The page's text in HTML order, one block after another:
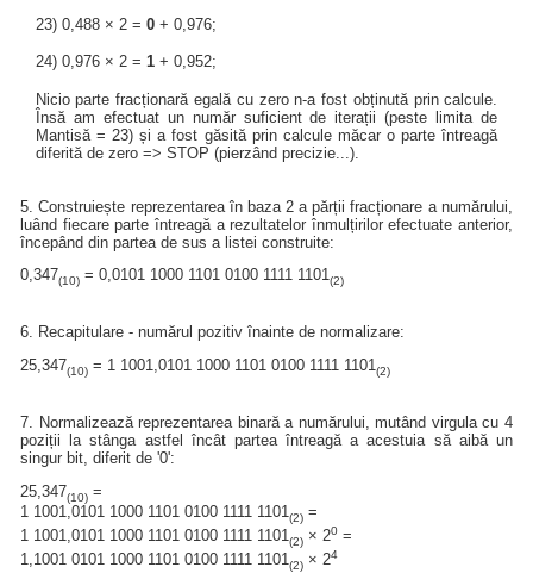
23) 0,488 × 2 = 0 + 0,976;
24) 0,976 × 2 = 1 + 0,952;
Nicio parte fracționară egală cu zero n-a fost obținută prin calcule.
Însă am efectuat un număr suficient de iterații (peste limita de
Mantisă = 23) și a fost găsită prin calcule măcar o parte întreagă
diferită de zero => STOP (pierzând precizie...).
5. Construiește reprezentarea în baza 2 a părții fracționare a numărului,
luând fiecare parte întreagă a rezultatelor înmulțirilor efectuate anterior,
începând din partea de sus a listei construite:
0,347(10) = 0,0101 1000 1101 0100 1111 1101(2)
6. Recapitulare - numărul pozitiv înainte de normalizare:
25,347(10) = 1 1001,0101 1000 1101 0100 1111 1101(2)
7. Normalizează reprezentarea binară a numărului, mutând virgula cu 4
poziții la stânga astfel încât partea întreagă a acestuia să aibă un
singur bit, diferit de '0':
25,347(10) =
1 1001,0101 1000 1101 0100 1111 1101(2) =
1 1001,0101 1000 1101 0100 1111 1101(2) × 20 =
1,1001 0101 1000 1101 0100 1111 1101(2) × 24